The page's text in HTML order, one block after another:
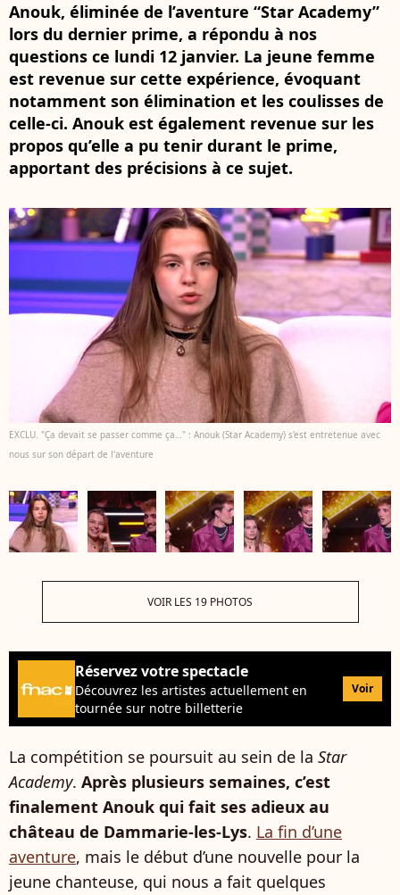
Anouk, éliminée de l’aventure “Star Academy”
lors du dernier prime, a répondu à nos
questions ce lundi 12 janvier. La jeune femme
est revenue sur cette expérience, évoquant
notamment son élimination et les coulisses de
celle-ci. Anouk est également revenue sur les
propos qu’elle a pu tenir durant le prime,
apportant des précisions à ce sujet.
EXCLU. "Ça devait se passer comme ça…" : Anouk (Star Academy) s'est entretenue avec
nous sur son départ de l'aventure
VOIR LES 19 PHOTOS
Réservez votre spectacle
Découvrez les artistes actuellement en
tournée sur notre billetterie
Voir
La compétition se poursuit au sein de la Star
Academy. Après plusieurs semaines, c’est
finalement Anouk qui fait ses adieux au
château de Dammarie-les-Lys. La fin d’une
aventure, mais le début d’une nouvelle pour la
jeune chanteuse, qui nous a fait quelques